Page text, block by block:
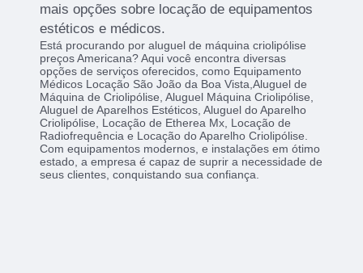
mais opções sobre locação de equipamentos
estéticos e médicos.
Está procurando por aluguel de máquina criolipólise
preços Americana? Aqui você encontra diversas
opções de serviços oferecidos, como Equipamento
Médicos Locação São João da Boa Vista,Aluguel de
Máquina de Criolipólise, Aluguel Máquina Criolipólise,
Aluguel de Aparelhos Estéticos, Aluguel do Aparelho
Criolipólise, Locação de Etherea Mx, Locação de
Radiofrequência e Locação do Aparelho Criolipólise.
Com equipamentos modernos, e instalações em ótimo
estado, a empresa é capaz de suprir a necessidade de
seus clientes, conquistando sua confiança.